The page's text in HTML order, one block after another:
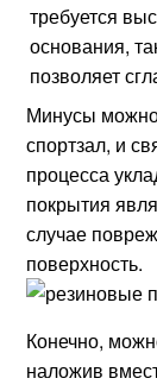
требуется
основания,
позволяет
Минусы можно
спортзал, и
процесса
покрытия
случае
поверхность.
Конечно,
наложив